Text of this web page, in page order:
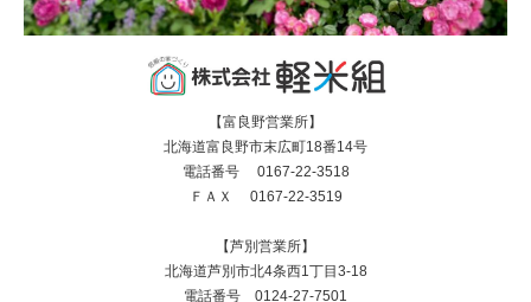
【富良野営業所】
北海道富良野市末広町18番14号
電話番号 0167-22-3518
ＦＡＸ 0167-22-3519
【芦別営業所】
北海道芦別市北4条西1丁目3-18
電話番号 0124-27-7501